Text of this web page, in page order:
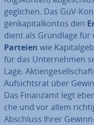
ge­gli­chen. Das GuV-
gen­ka­pi­tal­kon­tos den
dient als Grundlage für
Parteien wie
für das Un­ter­neh­men
Lage.
Auf­sichts­rat über
Das Finanzamt legt
che und vor allem
Abschluss Ihrer